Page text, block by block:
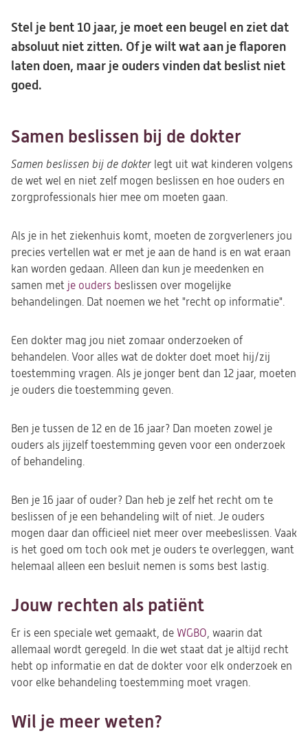
Stel je bent 10 jaar, je moet een beugel en ziet dat
absoluut niet zitten. Of je wilt wat aan je flaporen
laten doen, maar je ouders vinden dat beslist niet
goed.
Samen beslissen bij de dokter
Samen beslissen bij de dokter legt uit wat kinderen volgens
de wet wel en niet zelf mogen beslissen en hoe ouders en
zorgprofessionals hier mee om moeten gaan.
Als je in het ziekenhuis komt, moeten de zorgverleners jou
precies vertellen wat er met je aan de hand is en wat eraan
kan worden gedaan. Alleen dan kun je meedenken en
samen met je ouders beslissen over mogelijke
behandelingen. Dat noemen we het "recht op informatie".
Een dokter mag jou niet zomaar onderzoeken of
behandelen. Voor alles wat de dokter doet moet hij/zij
toestemming vragen. Als je jonger bent dan 12 jaar, moeten
je ouders die toestemming geven.
Ben je tussen de 12 en de 16 jaar? Dan moeten zowel je
ouders als jijzelf toestemming geven voor een onderzoek
of behandeling.
Ben je 16 jaar of ouder? Dan heb je zelf het recht om te
beslissen of je een behandeling wilt of niet. Je ouders
mogen daar dan officieel niet meer over meebeslissen. Vaak
is het goed om toch ook met je ouders te overleggen, want
helemaal alleen een besluit nemen is soms best lastig.
Jouw rechten als patiënt
Er is een speciale wet gemaakt, de WGBO, waarin dat
allemaal wordt geregeld. In die wet staat dat je altijd recht
hebt op informatie en dat de dokter voor elk onderzoek en
voor elke behandeling toestemming moet vragen.
Wil je meer weten?